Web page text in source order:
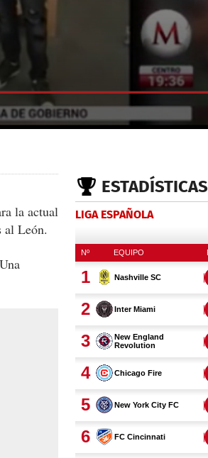
la actual
al León.
ESTADÍSTICAS
LIGA ESPAÑOLA